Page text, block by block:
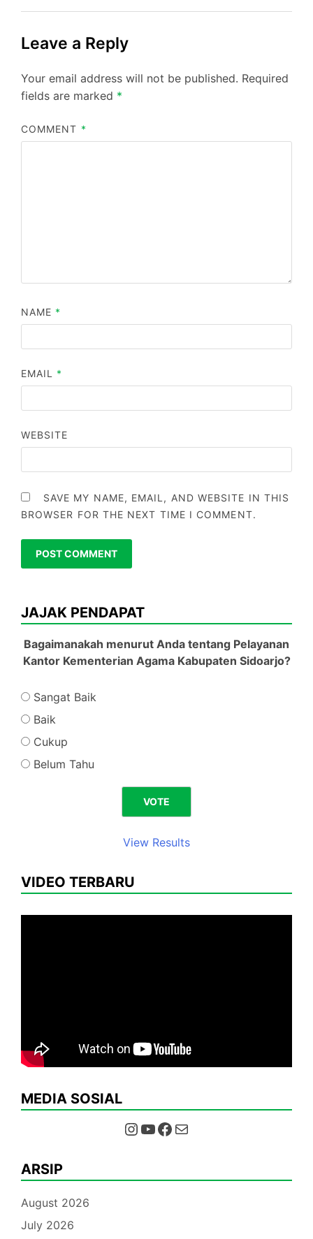
Leave a Reply
Your email address will not be published. Required
fields are marked *
COMMENT *
NAME *
EMAIL *
WEBSITE
SAVE MY NAME, EMAIL, AND WEBSITE IN THIS
BROWSER FOR THE NEXT TIME I COMMENT.
JAJAK PENDAPAT
Bagaimanakah menurut Anda tentang Pelayanan
Kantor Kementerian Agama Kabupaten Sidoarjo?
Sangat Baik
Baik
Cukup
Belum Tahu
View Results
VIDEO TERBARU
MEDIA SOSIAL
Instagram YouTube Facebook Mail
ARSIP
August 2026
July 2026